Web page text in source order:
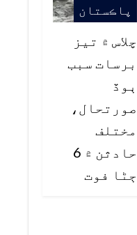
پاڪستان
چلاس ۾ تيز
برسات سبب
ٻوڏ
صورتحال،
مختلف
حادثن ۾ 6
ڄڻا فوت